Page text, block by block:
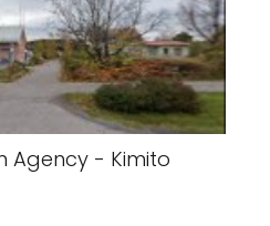
Agency - Kimito